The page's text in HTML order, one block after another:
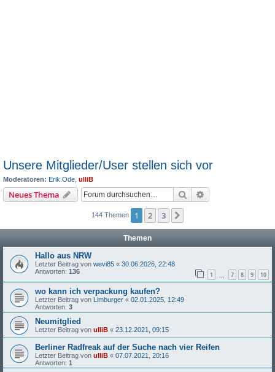
Unsere Mitglieder/User stellen sich vor
Moderatoren: Erik.Ode ulliB
Neues Thema Suche
144 Themen 1 2 3
Themen
Hallo aus NRW
Letzter Beitrag von wevi85 « 30.06.2026, 22:48
Antworten: 136 1 7 8 9 10
wo kann ich verpackung kaufen?
Letzter Beitrag von Limburger « 02.01.2025, 12:49
Antworten: 3
Neumitglied
Letzter Beitrag von ulliB « 23.12.2021, 09:15
Berliner Radfreak auf der Suche nach vier Reifen
Letzter Beitrag von ulliB « 07.07.2021, 20:16
Antworten: 1